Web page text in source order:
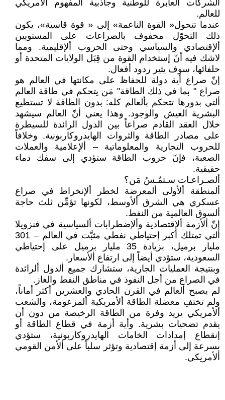
ألشركات ألعابرة للوطنية وجاذبية المفهوم ألأمريكي
للعالم.
عندما تتحول« القوة الناعمة» إلى « قوة قاسية»، يكون
ذلك التحوّل محفوف بالصراعات على المستويين
ألإقتصادي والسياسي وحتى الحروب ألإقليمية. ومما
لاشك فيه أنّ إستخدام القوة من قِبَل الولايات المتحدة أو
حلفائها، سوف يثير ردود أفعال.
إنّ صراع أية دولة للحفاظ على مكانتها في العالم هو
صراع " بما في ذلك الطاقة" مَن يتحكم في طاقة العالم
ألتي بدورها تتحكم بألعالم كله: بدون الطاقة لا تستطيع
البشرية العيش والوجود. وهذا يعني أنّ العالم سيشهد
خلال العقد القادم صراعاً بين الدول الرائدة للسيطرة
على مصادر الطاقة والثروات الهايدروكاربونية. وخلافاً
للحروب التجارية والمعلوماتية – ألإعلامية والعملات
الصعبة، فإنّ حروب الطاقة ستؤدي إلى سفك دماء
حقيقية.
ألصـراعـات سـتمُـسُ مَن؟
ألمنطقة ألأولى ألمعرضة لخطر ألإنخراط في صراع
عسكري هي الشرق ألأوسط، لكونها تؤمِّن ثلث حاجة
ألسوق العالمية من النفط.
إنّ ألأزمة ألإقتصادية وألإضطرابات ألسياسية في فنزويلا
ألتي تمتلك أكبر إحتياطي نفطي مثبَّت في العالم – 301
مليار برميل، بزيادة 35 مليار برميل على إحتياطي
السعودية، ستؤدي أيضاً إلى ارتفاع ألأسعار.
وبنتيجة العمليات الجارية، ستشارك جميع ألدول ألرائدة
في الصراع من أجل النفوذ في مناطق النفط والغاز.
لم يصبح ألعالم في القرن الحادي والعشرين أكثر أماناً،
ولم تختفِ معضلة الطاقة ألأمريكية ألمزعومة، والشعب
ألأمريكي يريد وفرة من الطاقة الرخيصة من دون أن
يقدم تضحيات بشرية. وأية أزمة في قطاع الطاقة أو
إنقطاع إمدادات الخامات الهايدروكاربونية، ستؤدي
بسرعة إلى أزمة إقتصادية وتؤثر سلباً على ألأمن القومي
ألأمريكي.